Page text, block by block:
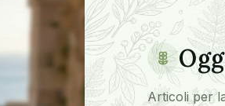
Articoli per